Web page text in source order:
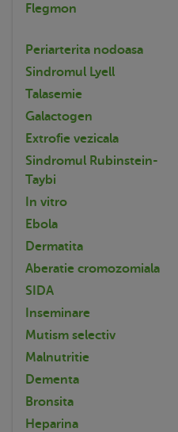
Flegmon
Periarterita nodoasa
Sindromul Lyell
Talasemie
Galactogen
Extrofie vezicala
Sindromul Rubinstein-
Taybi
In vitro
Ebola
Dermatita
Aberatie cromozomiala
SIDA
Inseminare
Mutism selectiv
Malnutritie
Dementa
Bronsita
Heparina